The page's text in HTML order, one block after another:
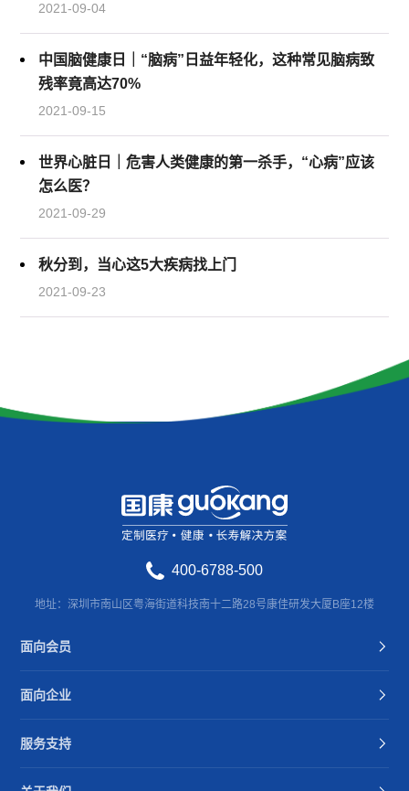
2021-09-04
中国脑健康日｜“脑病”日益年轻化，这种常见脑病致
残率竟高达70%
2021-09-15
世界心脏日｜危害人类健康的第一杀手，“心病”应该
怎么医？
2021-09-29
秋分到，当心这5大疾病找上门
2021-09-23
400-6788-500
地址：深圳市南山区粤海街道科技南十二路28号康佳研发大厦B座12楼
面向会员
面向企业
服务支持